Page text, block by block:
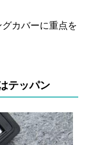
カバーに重点を
テッパン